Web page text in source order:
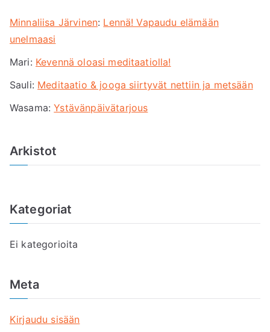
Minnaliisa Järvinen: Lennä! Vapaudu elämään
unelmaasi
Mari: Kevennä oloasi meditaatiolla!
Sauli: Meditaatio & jooga siirtyvät nettiin ja metsään
Wasama:Ystävänpäivätarjous
Arkistot
Kategoriat
Ei kategorioita
Meta
Kirjaudu sisään